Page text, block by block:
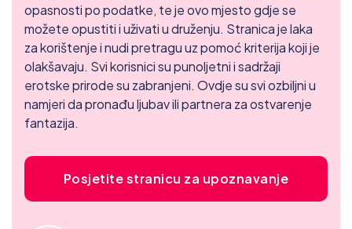
opasnosti po podatke, te je ovo mjesto gdje se
možete opustiti i uživati u druženju. Stranica je laka
za korištenje i nudi pretragu uz pomoć kriterija koji je
olakšavaju. Svi korisnici su punoljetni i sadržaji
erotske prirode su zabranjeni. Ovdje su svi ozbiljni u
namjeri da pronađu ljubav ili partnera za ostvarenje
fantazija.
Posjetite stranicu za upoznavanje